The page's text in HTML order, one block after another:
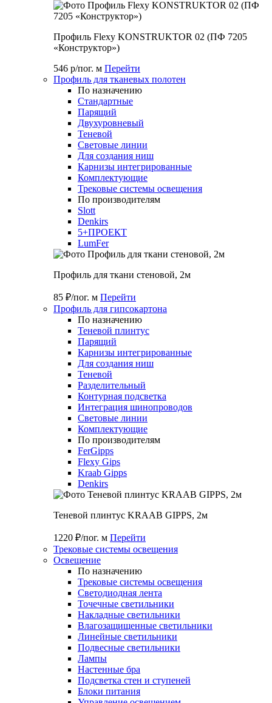
Профиль Flexy KONSTRUKTOR 02 (ПФ 7205
«Конструктор»)
546 р/пог. м Перейти
Профиль для тканевых полотен
По назначению
Стандартные
Парящий
Двухуровневый
Теневой
Световые линии
Для создания ниш
Карнизы интегрированные
Комплектующие
Трековые системы освещения
По производителям
Slott
Denkirs
5+ПРОЕКТ
LumFer
Профиль для ткани стеновой, 2м
85 ₽/пог. м Перейти
Профиль для гипсокартона
По назначению
Теневой плинтус
Парящий
Карнизы интегрированные
Для создания ниш
Теневой
Разделительный
Контурная подсветка
Интеграция шинопроводов
Световые линии
Комплектующие
По производителям
FerGipps
Flexy Gips
Kraab Gipps
Denkirs
Теневой плинтус KRAAB GIPPS, 2м
1220 ₽/пог. м Перейти
Трековые системы освещения
Освещение
По назначению
Трековые системы освещения
Светодиодная лента
Точечные светильники
Накладные светильники
Влагозащищенные светильники
Линейные светильники
Подвесные светильники
Лампы
Настенные бра
Подсветка стен и ступеней
Блоки питания